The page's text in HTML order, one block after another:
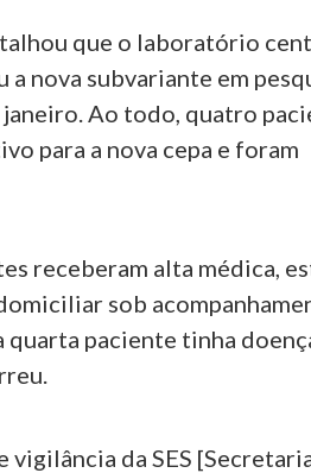
que o laboratório
nova subvariante em
Ao todo, quatro
para a nova cepa e foram
receberam alta médica,
sob
quarta paciente tinha
vigilância da SES